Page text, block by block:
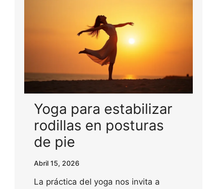
Yoga para estabilizar
rodillas en posturas
de pie
Abril 15, 2026
La práctica del yoga nos invita a